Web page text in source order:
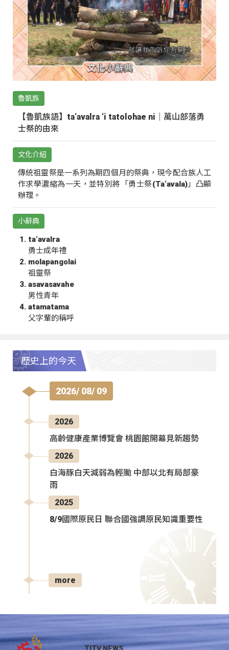
魯凱族
【魯凱族語】ta‘avalra ‘i tatolohae ni｜萬山部落勇
士祭的由來
文化介紹
傳統祖靈祭是一系列為期四個月的祭典，現今配合族人工
作求學濃縮為一天，並特別將「勇士祭(Ta‘avala)」凸顯
辦理。
小辭典
ta‘avalra
勇士成年禮
molapangolai
祖靈祭
asavasavahe
男性青年
atamatama
父字輩的稱呼
歷史上的今天
2026/ 08/ 09
2026
高齡健康產業博覽會 桃園館開幕見新趨勢
2026
白海豚白天減弱為輕颱 中部以北有局部豪
雨
2025
8/9國際原民日 聯合國強調原民知識重要性
more